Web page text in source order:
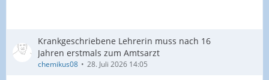
Krankgeschriebene Lehrerin muss nach 16
Jahren erstmals zum Amtsarzt
chemikus08 28. Juli 2026 14:05